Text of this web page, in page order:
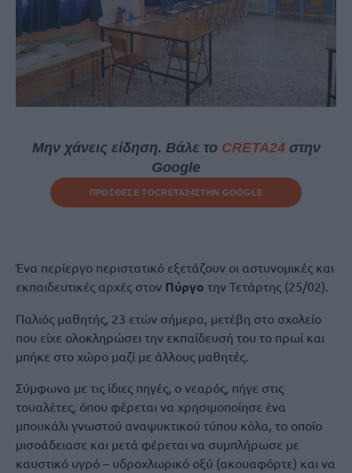
Μην χάνεις είδηση. Βάλε το CRETA24στην
Google
ΠΡΟΣΘΕΣΕ ΤΟCRETA24ΣΤΗΝ GOOGLE
Ένα περίεργο περιστατικό εξετάζουν οι αστυνομικές και
εκπαιδευτικές αρχές στον Πύργο την Τετάρτης (25/02).
Παλιός μαθητής, 23 ετών σήμερα, μετέβη στο σχολείο
που είχε ολοκληρώσει την εκπαίδευσή του το πρωί και
μπήκε στο χώρο μαζί με άλλους μαθητές.
Σύμφωνα με τις ίδιες πηγές, ο νεαρός, πήγε στις
τουαλέτες, όπου φέρεται να χρησιμοποίησε ένα
μπουκάλι γνωστού αναψυκτικού τύπου κόλα, το οποίο
μισοάδειασε και μετά φέρεται να συμπλήρωσε με
καυστικό υγρό – υδροχλωρικό οξύ (ακουαφόρτε) και να